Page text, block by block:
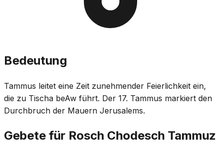
Bedeutung
Tammus leitet eine Zeit zunehmender Feierlichkeit ein,
die zu Tischa beAw führt. Der 17. Tammus markiert den
Durchbruch der Mauern Jerusalems.
Gebete für Rosch Chodesch Tammuz